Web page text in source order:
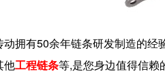
动拥有50余年链条研发制造的经
他工程链条等,是您身边值得信赖